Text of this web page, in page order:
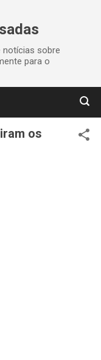
notícias sobre
para o
os